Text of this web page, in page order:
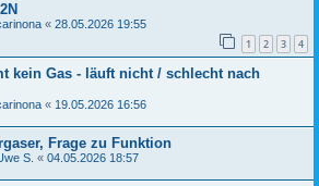
« 28.05.2026 19:55
1 2 3 4
kein Gas - läuft nicht / schlecht nach
« 19.05.2026 16:56
Frage zu Funktion
S. « 04.05.2026 18:57